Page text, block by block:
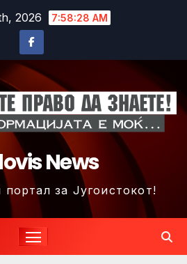
2026 7:58:30 AM
News
за Југоистокот!